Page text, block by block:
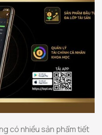
có nhiều sản phẩm tiết